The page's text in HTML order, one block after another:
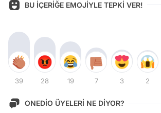
BU İÇERİĞE EMOJİYLE TEPKİ VER!
39 28 19 7 3 2
ONEDİO ÜYELERİ NE DİYOR?